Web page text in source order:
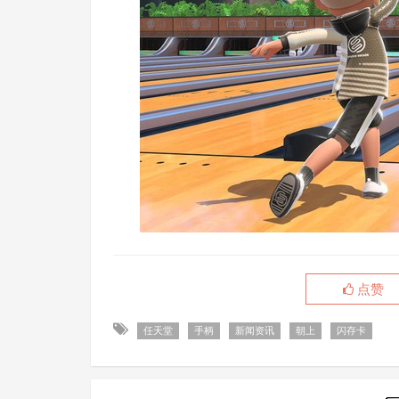
点赞
任天堂 手柄 新闻资讯 朝上 闪存卡